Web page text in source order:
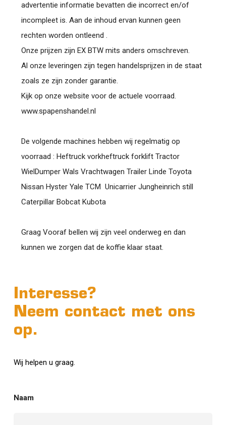
advertentie informatie bevatten die incorrect en/of
incompleet is. Aan de inhoud ervan kunnen geen
rechten worden ontleend .
Onze prijzen zijn EX BTW mits anders omschreven.
Al onze leveringen zijn tegen handelsprijzen in de staat
zoals ze zijn zonder garantie.
Kijk op onze website voor de actuele voorraad.
www.spapenshandel.nl
De volgende machines hebben wij regelmatig op
voorraad : Heftruck vorkheftruck forklift Tractor
WielDumper Wals Vrachtwagen Trailer Linde Toyota
Nissan Hyster Yale TCM Unicarrier Jungheinrich still
Caterpillar Bobcat Kubota
Graag Vooraf bellen wij zijn veel onderweg en dan
kunnen we zorgen dat de koffie klaar staat.
Interesse?
Neem contact met ons
op.
Wij helpen u graag.
Naam